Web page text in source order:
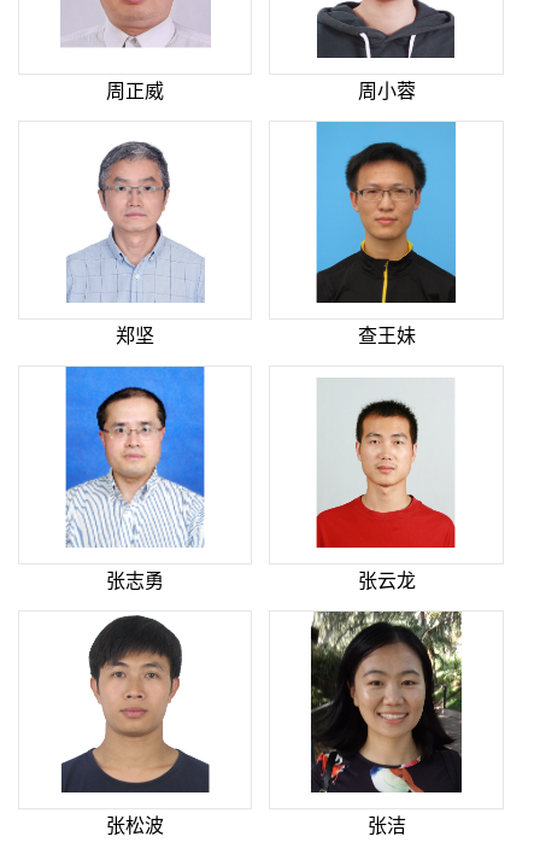
周正威 周小蓉
郑坚 查王妹
张志勇 张云龙
张松波 张洁